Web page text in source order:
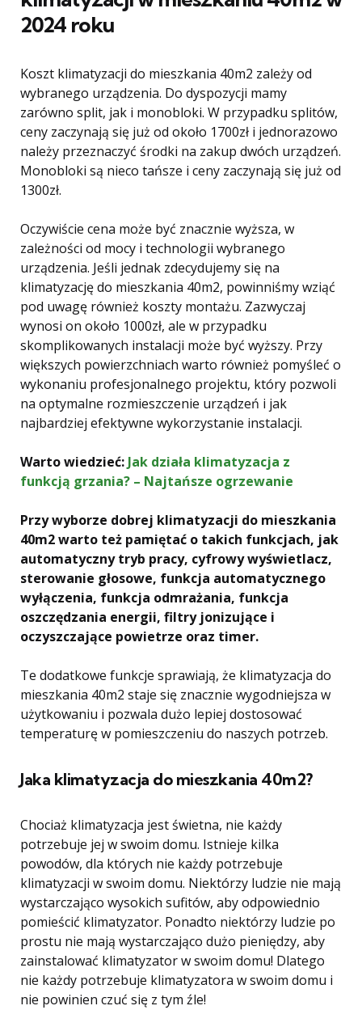
2024 roku
Koszt klimatyzacji do mieszkania 40m2 zależy od
wybranego urządzenia. Do dyspozycji mamy
zarówno split, jak i monobloki. W przypadku splitów,
ceny zaczynają się już od około 1700zł i jednorazowo
należy przeznaczyć środki na zakup dwóch urządzeń.
Monobloki są nieco tańsze i ceny zaczynają się już od
1300zł.
Oczywiście cena może być znacznie wyższa, w
zależności od mocy i technologii wybranego
urządzenia. Jeśli jednak zdecydujemy się na
klimatyzację do mieszkania 40m2, powinniśmy wziąć
pod uwagę również koszty montażu. Zazwyczaj
wynosi on około 1000zł, ale w przypadku
skomplikowanych instalacji może być wyższy. Przy
większych powierzchniach warto również pomyśleć o
wykonaniu profesjonalnego projektu, który pozwoli
na optymalne rozmieszczenie urządzeń i jak
najbardziej efektywne wykorzystanie instalacji.
Warto wiedzieć: Jak działa klimatyzacja z
funkcją grzania? – Najtańsze ogrzewanie
Przy wyborze dobrej klimatyzacji do mieszkania
40m2 warto też pamiętać o takich funkcjach, jak
automatyczny tryb pracy, cyfrowy wyświetlacz,
sterowanie głosowe, funkcja automatycznego
wyłączenia, funkcja odmrażania, funkcja
oszczędzania energii, filtry jonizujące i
oczyszczające powietrze oraz timer.
Te dodatkowe funkcje sprawiają, że klimatyzacja do
mieszkania 40m2 staje się znacznie wygodniejsza w
użytkowaniu i pozwala dużo lepiej dostosować
temperaturę w pomieszczeniu do naszych potrzeb.
Jaka klimatyzacja do mieszkania 40m2?
Chociaż klimatyzacja jest świetna, nie każdy
potrzebuje jej w swoim domu. Istnieje kilka
powodów, dla których nie każdy potrzebuje
klimatyzacji w swoim domu. Niektórzy ludzie nie mają
wystarczająco wysokich sufitów, aby odpowiednio
pomieścić klimatyzator. Ponadto niektórzy ludzie po
prostu nie mają wystarczająco dużo pieniędzy, aby
zainstalować klimatyzator w swoim domu! Dlatego
nie każdy potrzebuje klimatyzatora w swoim domu i
nie powinien czuć się z tym źle!